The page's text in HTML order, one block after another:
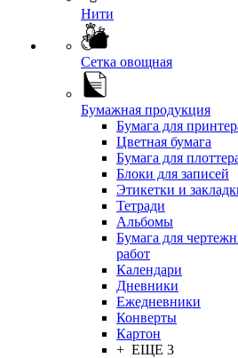
Нити
Сетка овощная
Бумажная продукция
Бумага для
Цветная бумага
Бумага для
Блоки для записей
Этикетки и
Тетради
Альбомы
Бумага для
работ
Календари
Дневники
Ежедневники
Конверты
Картон
+ ЕЩЕ 3